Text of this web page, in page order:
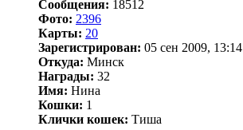
Сообщения: 18512
Фото: 2396
Карты: 20
Зарегистрирован: 05 сен 2009, 13:14
Откуда: Минск
Награды: 32
Имя: Нина
Кошки: 1
Клички кошек: Тиша